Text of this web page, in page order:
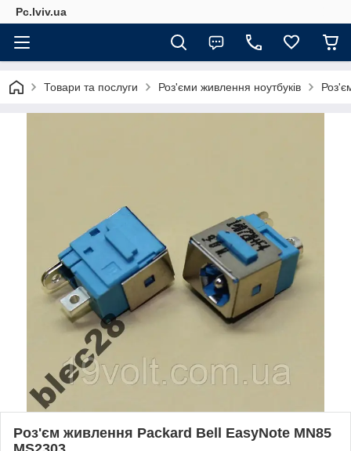
Pc.lviv.ua
Товари та послуги Роз'єми живлення ноутбуків
Роз'єм живлення Packard Bell EasyNote MN85